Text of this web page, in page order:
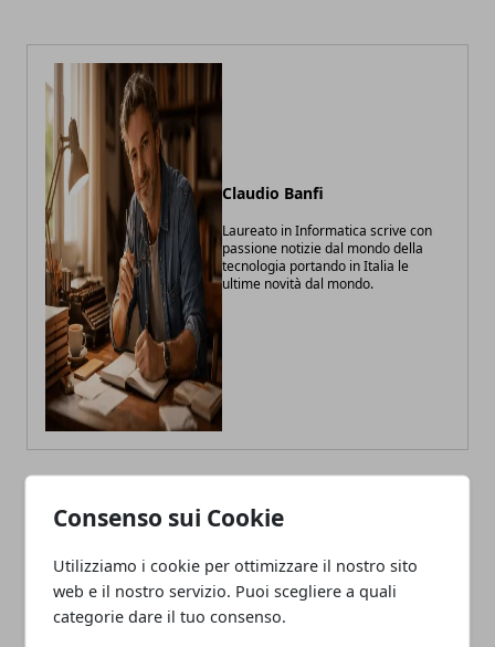
Consenso sui Cookie
Utilizziamo i cookie per ottimizzare il nostro sito
web e il nostro servizio. Puoi scegliere a quali
categorie dare il tuo consenso.
Claudio Banfi
Laureato in Informatica scrive con
passione notizie dal mondo della
tecnologia portando in Italia le
ultime novità dal mondo.
ARTICOLI CORRELATI